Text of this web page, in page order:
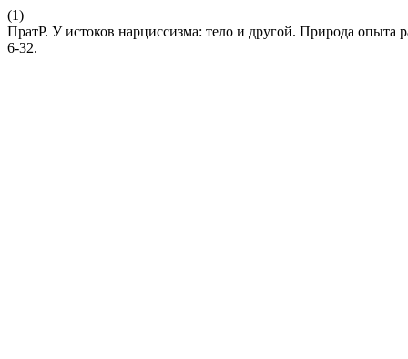
(1)
ПратР. У истоков нарциссизма: тело и другой. Природа
6-32.